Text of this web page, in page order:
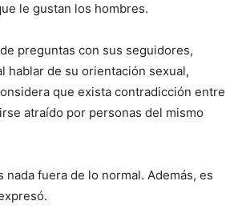
le gustan los hombres.
preguntas con sus seguidores,
hablar de su orientación sexual,
que exista contradicción entre
atraído por personas del mismo
nada fuera de lo normal. Además, es